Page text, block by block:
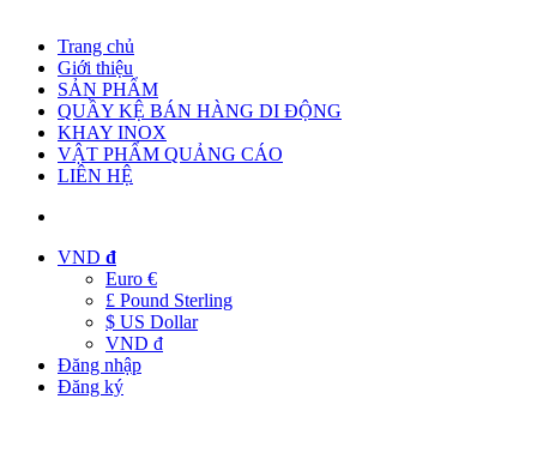
Trang chủ
Giới thiệu
SẢN PHẨM
QUẦY KỆ BÁN HÀNG DI ĐỘNG
KHAY INOX
VẬT PHẨM QUẢNG CÁO
LIÊN HỆ
VND đ
Euro €
£ Pound Sterling
$ US Dollar
VND đ
Đăng nhập
Đăng ký